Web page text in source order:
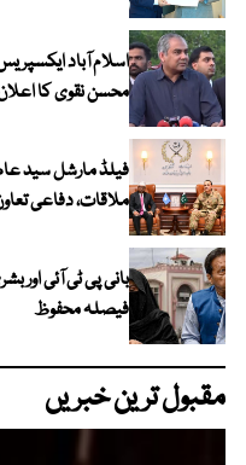
اسلام آباد
محسن نقوی کا
فیلڈ مارشل سید
ملاقات، دفاعی
بانی پی ٹی آئی اور
فیصلہ محفوظ
مقبول ترین خبریں